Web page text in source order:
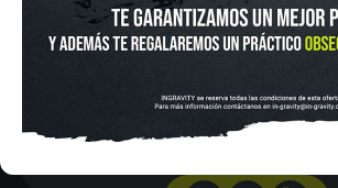
915 524 553
in-gravity@in-gravity.com
Lunes a Viernes de 12:00 - 20:30
Sabado De 10:00 - 20:30
Domingo 10:00-15:00